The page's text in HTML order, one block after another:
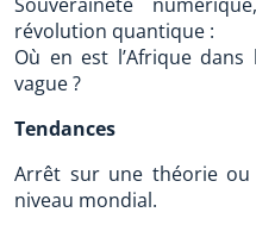
révolution quantique :
Où en est l’Afrique
vague ?
Tendances
Arrêt sur une théorie
niveau mondial.